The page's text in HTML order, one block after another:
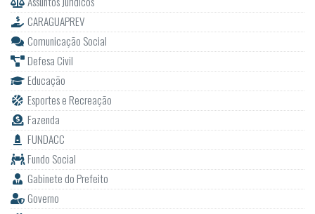
CARAGUAPREV
Comunicação Social
Defesa Civil
Educação
Esportes e Recreação
Fazenda
FUNDACC
Fundo Social
Gabinete do Prefeito
Governo